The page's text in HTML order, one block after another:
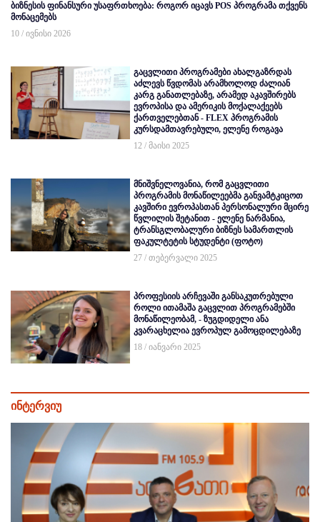
ბიზნესის ფინანსური უსაფრთხოება: როგორ იცავს POS პროგრამა თქვენს
მონაცემებს
10 / ივნისი 2026
გაცვლითი პროგრამები ახალგაზრდას
აძლევს წვდომას არამხოლოდ ძალიან
კარგ განათლებაზე, არამედ აკავშირებს
ევროპისა და ამერიკის მოქალაქეებს
ქართველებთან - FLEX პროგრამის
კურსდამთავრებული, ელენე როგავა
12 / მაისი 2025
მნიშვნელოვანია, რომ გაცვლითი
პროგრამის მონაწილეებმა განვამტკიცოთ
კავშირი ევროპასთან პერსონალური მცირე
წვლილის შეტანით - ელენე ნარმანია,
ტრანსგლობალური ბიზნეს სამართლის
ფაკულტეტის სტუდენტი (ფოტო)
27 / თებერვალი 2025
პროფესიის არჩევაში განსაკუთრებული
როლი ითამაშა გაცვლით პროგრამებში
მონაწილეობამ, - ზუგდიდელი ანა
კვარაცხელია ევროპულ გამოცდილებაზე
18 / იანვარი 2025
ინტერვიუ